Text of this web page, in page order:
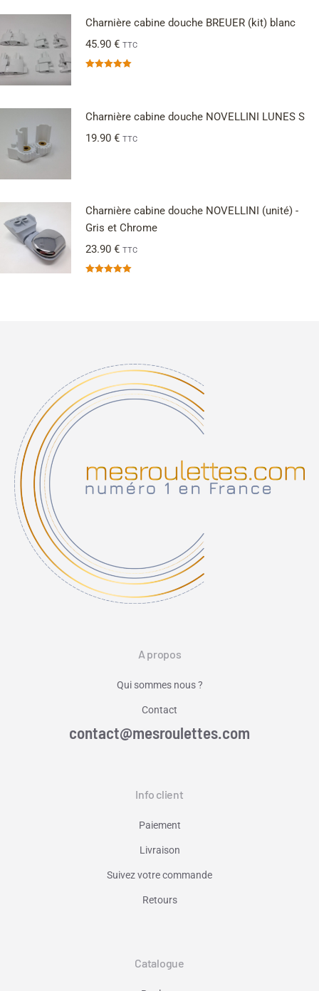
Charnière cabine douche BREUER (kit) blanc
45.90 € TTC
Charnière cabine douche NOVELLINI LUNES S
19.90 € TTC
Charnière cabine douche NOVELLINI (unité) -
Gris et Chrome
23.90 € TTC
A propos
Qui sommes nous ?
Contact
contact@mesroulettes.com
Info client
Paiement
Livraison
Suivez votre commande
Retours
Catalogue